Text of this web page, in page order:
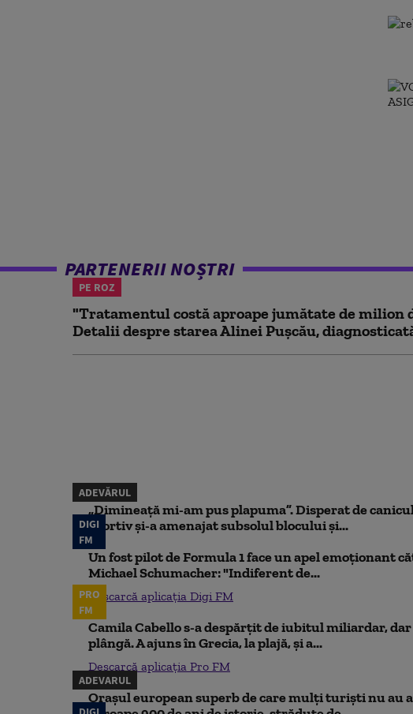
PARTENERII NOȘTRI
PE ROZ
"Tratamentul costă aproape jumătate de milion
Detalii despre starea Alinei Pușcău,
ADEVĂRUL
„Dimineață mi-am pus plapuma”. Disperat de
sportiv și-a amenajat subsolul blocului și...
DIGI
FM
Un fost pilot de Formula 1 face un apel emoționant
Michael Schumacher: "Indiferent de...
Descarcă aplicația Digi FM
PRO
FM
Camila Cabello s-a despărțit de iubitul miliardar, dar
plângă. A ajuns în Grecia, la plajă, și a...
Descarcă aplicația Pro FM
ADEVARUL
Orașul european superb de care mulți turiști nu au